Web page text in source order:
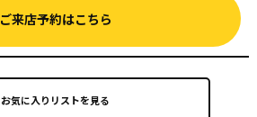
ご来店予約はこちら
お気に入りリストを見る